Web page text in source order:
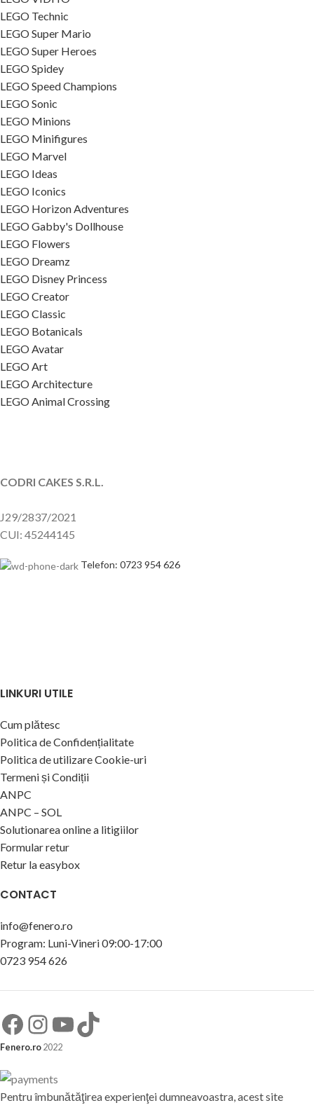
LEGO Technic
LEGO Super Mario
LEGO Super Heroes
LEGO Spidey
LEGO Speed Champions
LEGO Sonic
LEGO Minions
LEGO Minifigures
LEGO Marvel
LEGO Ideas
LEGO Iconics
LEGO Horizon Adventures
LEGO Gabby's Dollhouse
LEGO Flowers
LEGO Dreamz
LEGO Disney Princess
LEGO Creator
LEGO Classic
LEGO Botanicals
LEGO Avatar
LEGO Art
LEGO Architecture
LEGO Animal Crossing
CODRI CAKES S.R.L.
J29/2837/2021
CUI: 45244145
Telefon: 0723 954 626
LINKURI UTILE
Cum plătesc
Politica de Confidențialitate
Politica de utilizare Cookie-uri
Termeni și Condiții
ANPC
ANPC – SOL
Solutionarea online a litigiilor
Formular retur
Retur la easybox
CONTACT
info@fenero.ro
Program: Luni-Vineri 09:00-17:00
0723 954 626
Fenero.ro2022
Pentru îmbunătăţirea experienţei dumneavoastra, acest site